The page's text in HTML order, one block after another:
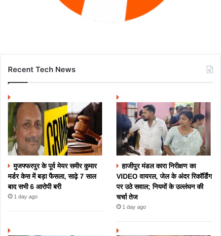
Recent Tech News
मुजफ्फरपुर के पूर्व मेयर समीर कुमार
मर्डर केस में बड़ा फैसला, साढ़े 7 साल
बाद सभी 6 आरोपी बरी
1 day ago
हाजीपुर मंडल कारा निरीक्षण का
VIDEO वायरल, जेल के अंदर रिकॉर्डिंग
पर उठे सवाल; नियमों के उल्लंघन की
चर्चा तेज
1 day ago